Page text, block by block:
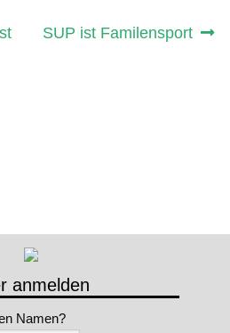
anmelden
Namen?
Nächster
SUP ist Familensport